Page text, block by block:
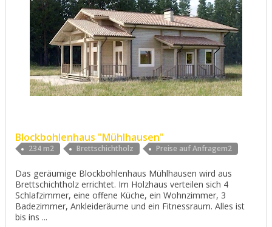
Blockbohlenhaus "Mühlhausen"
234 m2 Brettschichtholz Preise auf Anfragem2
Das geräumige Blockbohlenhaus Mühlhausen wird aus
Brettschichtholz errichtet. Im Holzhaus verteilen sich 4
Schlafzimmer, eine offene Küche, ein Wohnzimmer, 3
Badezimmer, Ankleideräume und ein Fitnessraum. Alles ist
bis ins ...